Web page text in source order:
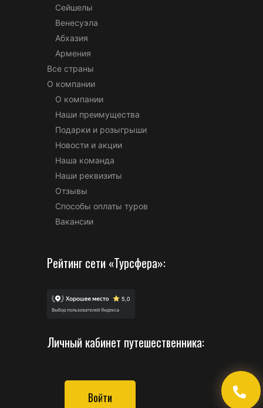
Сейшелы
Венесуэла
Абхазия
Армения
Все страны
О компании
О компании
Наши преимущества
Подарки и розыгрыши
Новости и акции
Наша команда
Наши реквизиты
Отзывы
Способы оплаты туров
Вакансии
Рейтинг сети «Турсфера»:
Личный кабинет путешественника:
Войти